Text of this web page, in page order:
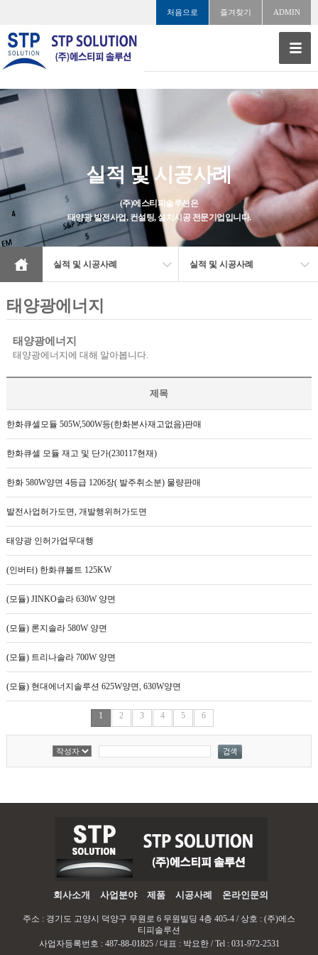
처음으로 즐겨찾기 ADMIN
실적 및 시공사례
(주)에스티피솔루션은
태양광 발전사업, 컨설팅, 설치시공 전문기업입니다.
실적 및 시공사례 실적 및 시공사례
태양광에너지
태양광에너지
태양광에너지에 대해 알아봅니다.
제목
한화큐셀모듈 505W,500W등(한화본사재고없음)판매
한화큐셀 모듈 재고 및 단가(230117현재)
한화 580W양면 4등급 1206장( 발주취소분) 물량판매
발전사업허가도면, 개발행위허가도면
태양광 인허가업무대행
(인버터) 한화큐볼트 125KW
(모듈) JINKO솔라 630W 양면
(모듈) 론지솔라 580W 양면
(모듈) 트리나솔라 700W 양면
(모듈) 현대에너지솔루션 625W양면, 630W양면
1 2 3 4 5 6
회사소개 사업분야 제품 시공사례 온라인문의
주소 : 경기도 고양시 덕양구 무원로 6 무원빌딩 4층 405-4 / 상호 : (주)에스
티피솔루션
사업자등록번호 : 487-88-01825 / 대표 : 박요한 / Tel : 031-972-2531